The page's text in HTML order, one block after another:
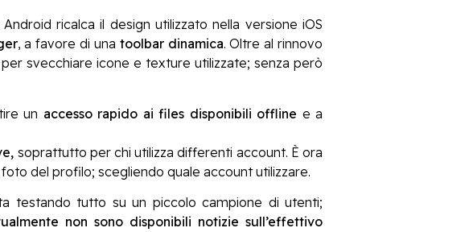
ricalca il design utilizzato nella versione iOS
, a favore di una toolbar dinamica. Oltre al rinnovo
per svecchiare icone e texture utilizzate; senza però
un accesso rapido ai files disponibili offline e a
soprattutto per chi utilizza differenti account. È ora
del profilo; scegliendo quale account utilizzare.
testando tutto su un piccolo campione di utenti;
non sono disponibili notizie sull’effettivo